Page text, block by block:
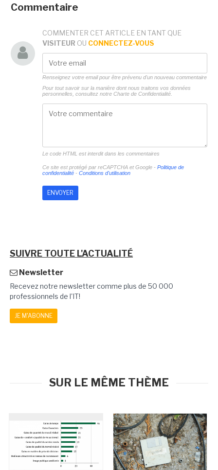
Commentaire
COMMENTER CET ARTICLE EN TANT QUE
VISITEUR OU CONNECTEZ-VOUS
Renseignez votre email pour être prévenu d'un nouveau commentaire
Pour tout savoir sur la manière dont nous traitons vos données
personnelles, consultez notre Charte de Confidentialité.
Le code HTML est interdit dans les commentaires
Ce site est protégé par reCAPTCHA et Google - Politique de
confidentialité- Conditions d'utilisation
SUIVRE TOUTE L'ACTUALITÉ
Newsletter
Recevez notre newsletter comme plus de 50 000
professionnels de l'IT!
JE M'ABONNE
SUR LE MÊME THÈME